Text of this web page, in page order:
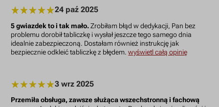
24 paź 2025
5 gwiazdek to i tak mało.Zrobiłam błąd w dedykacji, Pan bez
problemu dorobił tabliczkę i wysłał jeszcze tego samego dnia
idealnie zabezpieczoną. Dostałam również instrukcję jak
bezpiecznie odkleić tabliczkę z błędem.wyświetl całą opinię
3 wrz 2025
Przemiła obsługa, zawsze służąca wszechstronną i fachową